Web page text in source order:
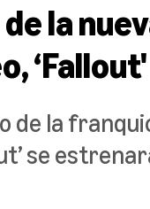
la
‘Fallout'
de la
se